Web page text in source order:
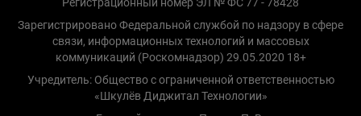
Регистрационный номер ЭЛ № ФС 77 - 78428
Зарегистрировано Федеральной службой по надзору в сфере
связи, информационных технологий и массовых
коммуникаций (Роскомнадзор) 29.05.2020 18+
Учредитель: Общество с ограниченной ответственностью
«Шкулёв Диджитал Технологии»